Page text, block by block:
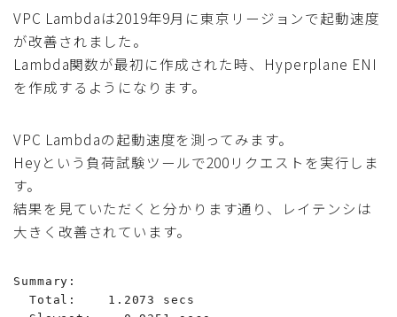
VPC Lambdaは2019年9月に東京リージョンで起動速度
が改善されました。
Lambda関数が最初に作成された時、Hyperplane ENI
を作成するようになります。
VPC Lambdaの起動速度を測ってみます。
Heyという負荷試験ツールで200リクエストを実行しま
す。
結果を見ていただくと分かります通り、レイテンシは
大きく改善されています。
Summary:
  Total:    1.2073 secs